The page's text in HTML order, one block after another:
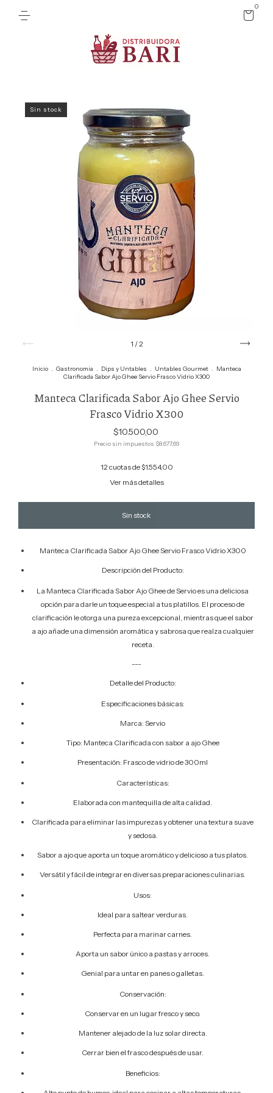
0
Sin stock
1 /2
Inicio . Gastronomia . Dips y Untables . Untables Gourmet . Manteca
Clarificada Sabor Ajo Ghee Servio Frasco Vidrio X300
Manteca Clarificada Sabor Ajo Ghee Servio
Frasco Vidrio X300
$10.500,00
Precio sin impuestos $8.677,69
12 cuotas de$1.554,00
Ver más detalles
Manteca Clarificada Sabor Ajo Ghee Servio Frasco Vidrio X300
Descripción del Producto:
La Manteca Clarificada Sabor Ajo Ghee de Servio es una deliciosa
opción para darle un toque especial a tus platillos. El proceso de
clarificación le otorga una pureza excepcional, mientras que el sabor
a ajo añade una dimensión aromática y sabrosa que realza cualquier
receta.
---
Detalle del Producto:
Especificaciones básicas:
Marca: Servio
Tipo: Manteca Clarificada con sabor a ajo Ghee
Presentación: Frasco de vidrio de 300ml
Características:
Elaborada con mantequilla de alta calidad.
Clarificada para eliminar las impurezas y obtener una textura suave
y sedosa.
Sabor a ajo que aporta un toque aromático y delicioso a tus platos.
Versátil y fácil de integrar en diversas preparaciones culinarias.
Usos:
Ideal para saltear verduras.
Perfecta para marinar carnes.
Aporta un sabor único a pastas y arroces.
Genial para untar en panes o galletas.
Conservación:
Conservar en un lugar fresco y seco.
Mantener alejado de la luz solar directa.
Cerrar bien el frasco después de usar.
Beneficios: